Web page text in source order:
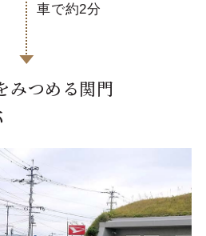
車で約2分
みつめる関門